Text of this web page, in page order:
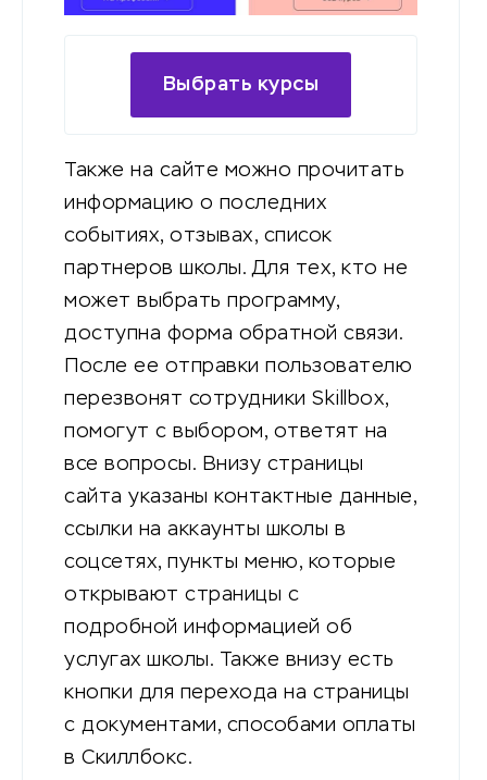
Выбрать курсы
Также на сайте можно прочитать
информацию о последних
событиях, отзывах, список
партнеров школы. Для тех, кто не
может выбрать программу,
доступна форма обратной связи.
После ее отправки пользователю
перезвонят сотрудники Skillbox,
помогут с выбором, ответят на
все вопросы. Внизу страницы
сайта указаны контактные данные,
ссылки на аккаунты школы в
соцсетях, пункты меню, которые
открывают страницы с
подробной информацией об
услугах школы. Также внизу есть
кнопки для перехода на страницы
с документами, способами оплаты
в Скиллбокс.